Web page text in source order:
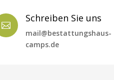

Schreiben Sie uns
mail@bestattungshaus-
camps.de